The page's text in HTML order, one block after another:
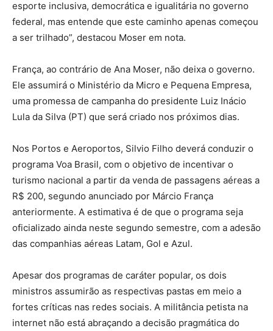
esporte inclusiva, democrática e igualitária no governo
federal, mas entende que este caminho apenas começou
a ser trilhado”, destacou Moser em nota.
França, ao contrário de Ana Moser, não deixa o governo.
Ele assumirá o Ministério da Micro e Pequena Empresa,
uma promessa de campanha do presidente Luiz Inácio
Lula da Silva (PT) que será criado nos próximos dias.
Nos Portos e Aeroportos, Silvio Filho deverá conduzir o
programa Voa Brasil, com o objetivo de incentivar o
turismo nacional a partir da venda de passagens aéreas a
R$ 200, segundo anunciado por Márcio França
anteriormente. A estimativa é de que o programa seja
oficializado ainda neste segundo semestre, com a adesão
das companhias aéreas Latam, Gol e Azul.
Apesar dos programas de caráter popular, os dois
ministros assumirão as respectivas pastas em meio a
fortes críticas nas redes sociais. A militância petista na
internet não está abraçando a decisão pragmática do